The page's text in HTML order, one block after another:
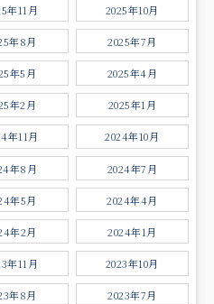
年11月 2025年10月
年8月 2025年7月
年5月 2025年4月
年2月 2025年1月
年11月 2024年10月
年8月 2024年7月
年5月 2024年4月
年2月 2024年1月
年11月 2023年10月
年8月 2023年7月